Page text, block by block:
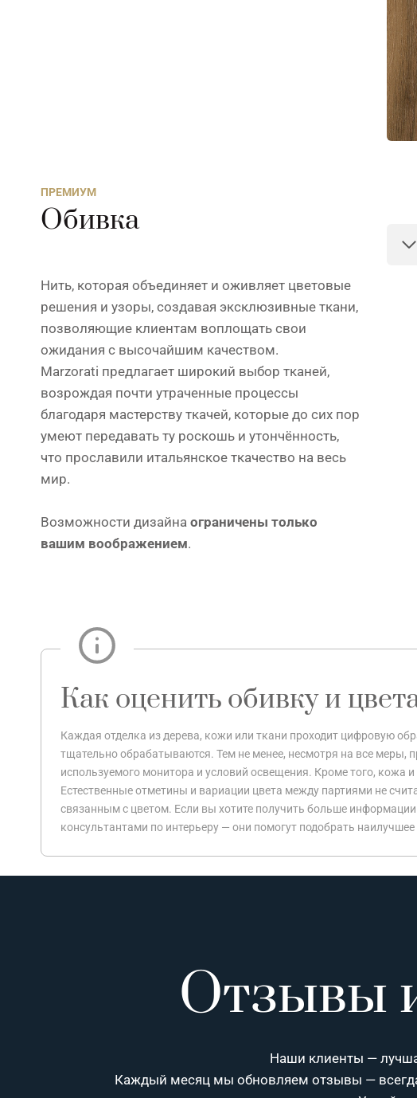
ПРЕМИУМ
Обивка
Нить, которая объединяет и оживляет цветовые
решения и узоры, создавая эксклюзивные ткани,
позволяющие клиентам воплощать свои
ожидания с высочайшим качеством.
Marzorati предлагает широкий выбор тканей,
возрождая почти утраченные процессы
благодаря мастерству ткачей, которые до сих пор
умеют передавать ту роскошь и утончённость,
что прославили итальянское ткачество на весь
мир.
Возможности дизайна ограничены только
вашим воображением.
Как оценить обивку и
Каждая отделка из дерева, кожи или ткани проходит цифровую
тщательно обрабатываются. Тем не менее, несмотря на все меры,
используемого монитора и условий освещения. Кроме того, кожа
Естественные отметины и вариации цвета между партиями не
связанным с цветом. Если вы хотите получить больше
консультантами по интерьеру — они помогут подобрать
Отзывы
Наши клиенты —
Каждый месяц мы обновляем отзывы —